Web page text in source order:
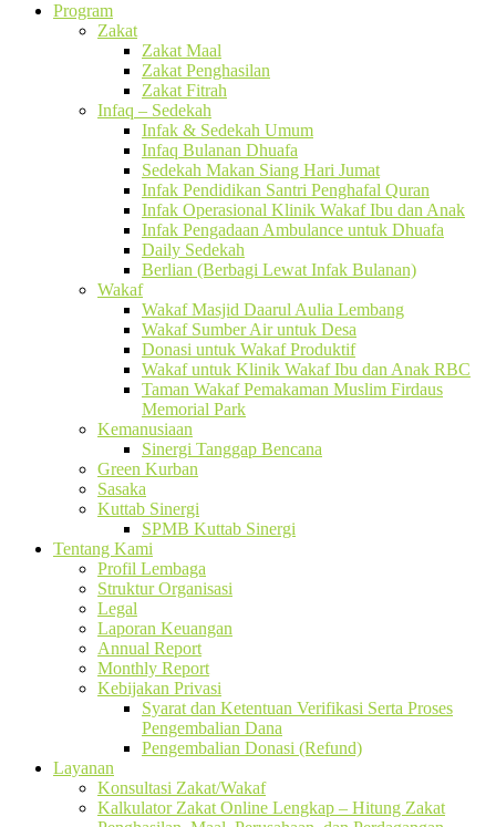
Program
Zakat
Zakat Maal
Zakat Penghasilan
Zakat Fitrah
Infaq – Sedekah
Infak & Sedekah Umum
Infaq Bulanan Dhuafa
Sedekah Makan Siang Hari Jumat
Infak Pendidikan Santri Penghafal Quran
Infak Operasional Klinik Wakaf Ibu dan Anak
Infak Pengadaan Ambulance untuk Dhuafa
Daily Sedekah
Berlian (Berbagi Lewat Infak Bulanan)
Wakaf
Wakaf Masjid Daarul Aulia Lembang
Wakaf Sumber Air untuk Desa
Donasi untuk Wakaf Produktif
Wakaf untuk Klinik Wakaf Ibu dan Anak RBC
Taman Wakaf Pemakaman Muslim Firdaus
Memorial Park
Kemanusiaan
Sinergi Tanggap Bencana
Green Kurban
Sasaka
Kuttab Sinergi
SPMB Kuttab Sinergi
Tentang Kami
Profil Lembaga
Struktur Organisasi
Legal
Laporan Keuangan
Annual Report
Monthly Report
Kebijakan Privasi
Syarat dan Ketentuan Verifikasi Serta Proses
Pengembalian Dana
Pengembalian Donasi (Refund)
Layanan
Konsultasi Zakat/Wakaf
Kalkulator Zakat Online Lengkap – Hitung Zakat